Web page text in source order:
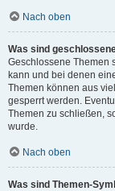
Nach oben
Was sind
Geschlossene Themen
kann und bei denen
Themen können aus
gesperrt werden.
Themen zu schließen,
wurde.
Nach oben
Was sind Themen-